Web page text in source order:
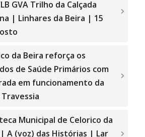
GVA Trilho da Calçada
| Linhares da Beira | 15
da Beira reforça os
de Saúde Primários com
em funcionamento da
Travessia
Municipal de Celorico da
A (voz) das Histórias | Lar